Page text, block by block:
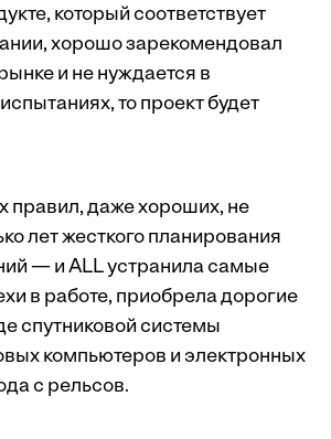
который соответствует
хорошо зарекомендовал
и не нуждается в
то проект будет
правил, даже хороших, не
лет жесткого планирования
— и ALL устранила самые
в работе, приобрела дорогие
спутниковой системы
компьютеров и электронных
с рельсов.